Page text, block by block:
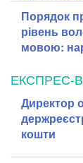
Порядок
рівень
мовою:
ЕКСПРЕС-
Директор
кошти